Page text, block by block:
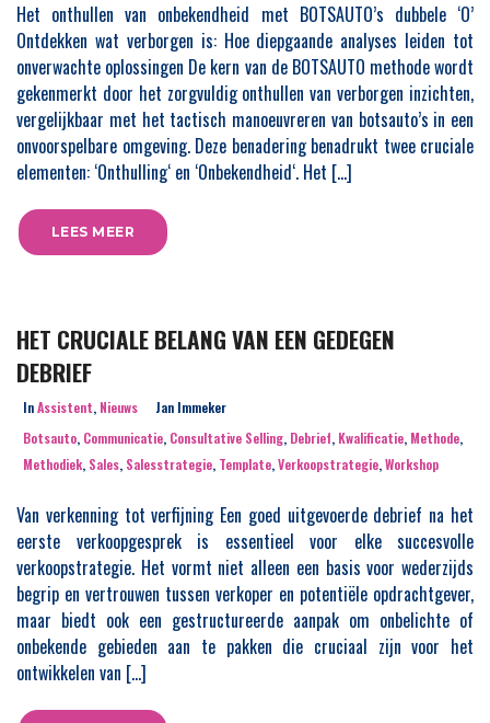
Het onthullen van onbekendheid met BOTSAUTO’s dubbele ‘O’
Ontdekken wat verborgen is: Hoe diepgaande analyses leiden tot
onverwachte oplossingen De kern van de BOTSAUTO methode wordt
gekenmerkt door het zorgvuldig onthullen van verborgen inzichten,
vergelijkbaar met het tactisch manoeuvreren van botsauto’s in een
onvoorspelbare omgeving. Deze benadering benadrukt twee cruciale
elementen: ‘Onthulling‘ en ‘Onbekendheid‘. Het […]
LEES MEER
HET CRUCIALE BELANG VAN EEN GEDEGEN
DEBRIEF
InAssistent, Nieuws
Jan Immeker
Botsauto, Communicatie, Consultative Selling, Debrief, Kwalificatie, Methode,
Methodiek, Sales, Salesstrategie, Template,Verkoopstrategie,Workshop
Van verkenning tot verfijning Een goed uitgevoerde debrief na het
eerste verkoopgesprek is essentieel voor elke succesvolle
verkoopstrategie. Het vormt niet alleen een basis voor wederzijds
begrip en vertrouwen tussen verkoper en potentiële opdrachtgever,
maar biedt ook een gestructureerde aanpak om onbelichte of
onbekende gebieden aan te pakken die cruciaal zijn voor het
ontwikkelen van […]